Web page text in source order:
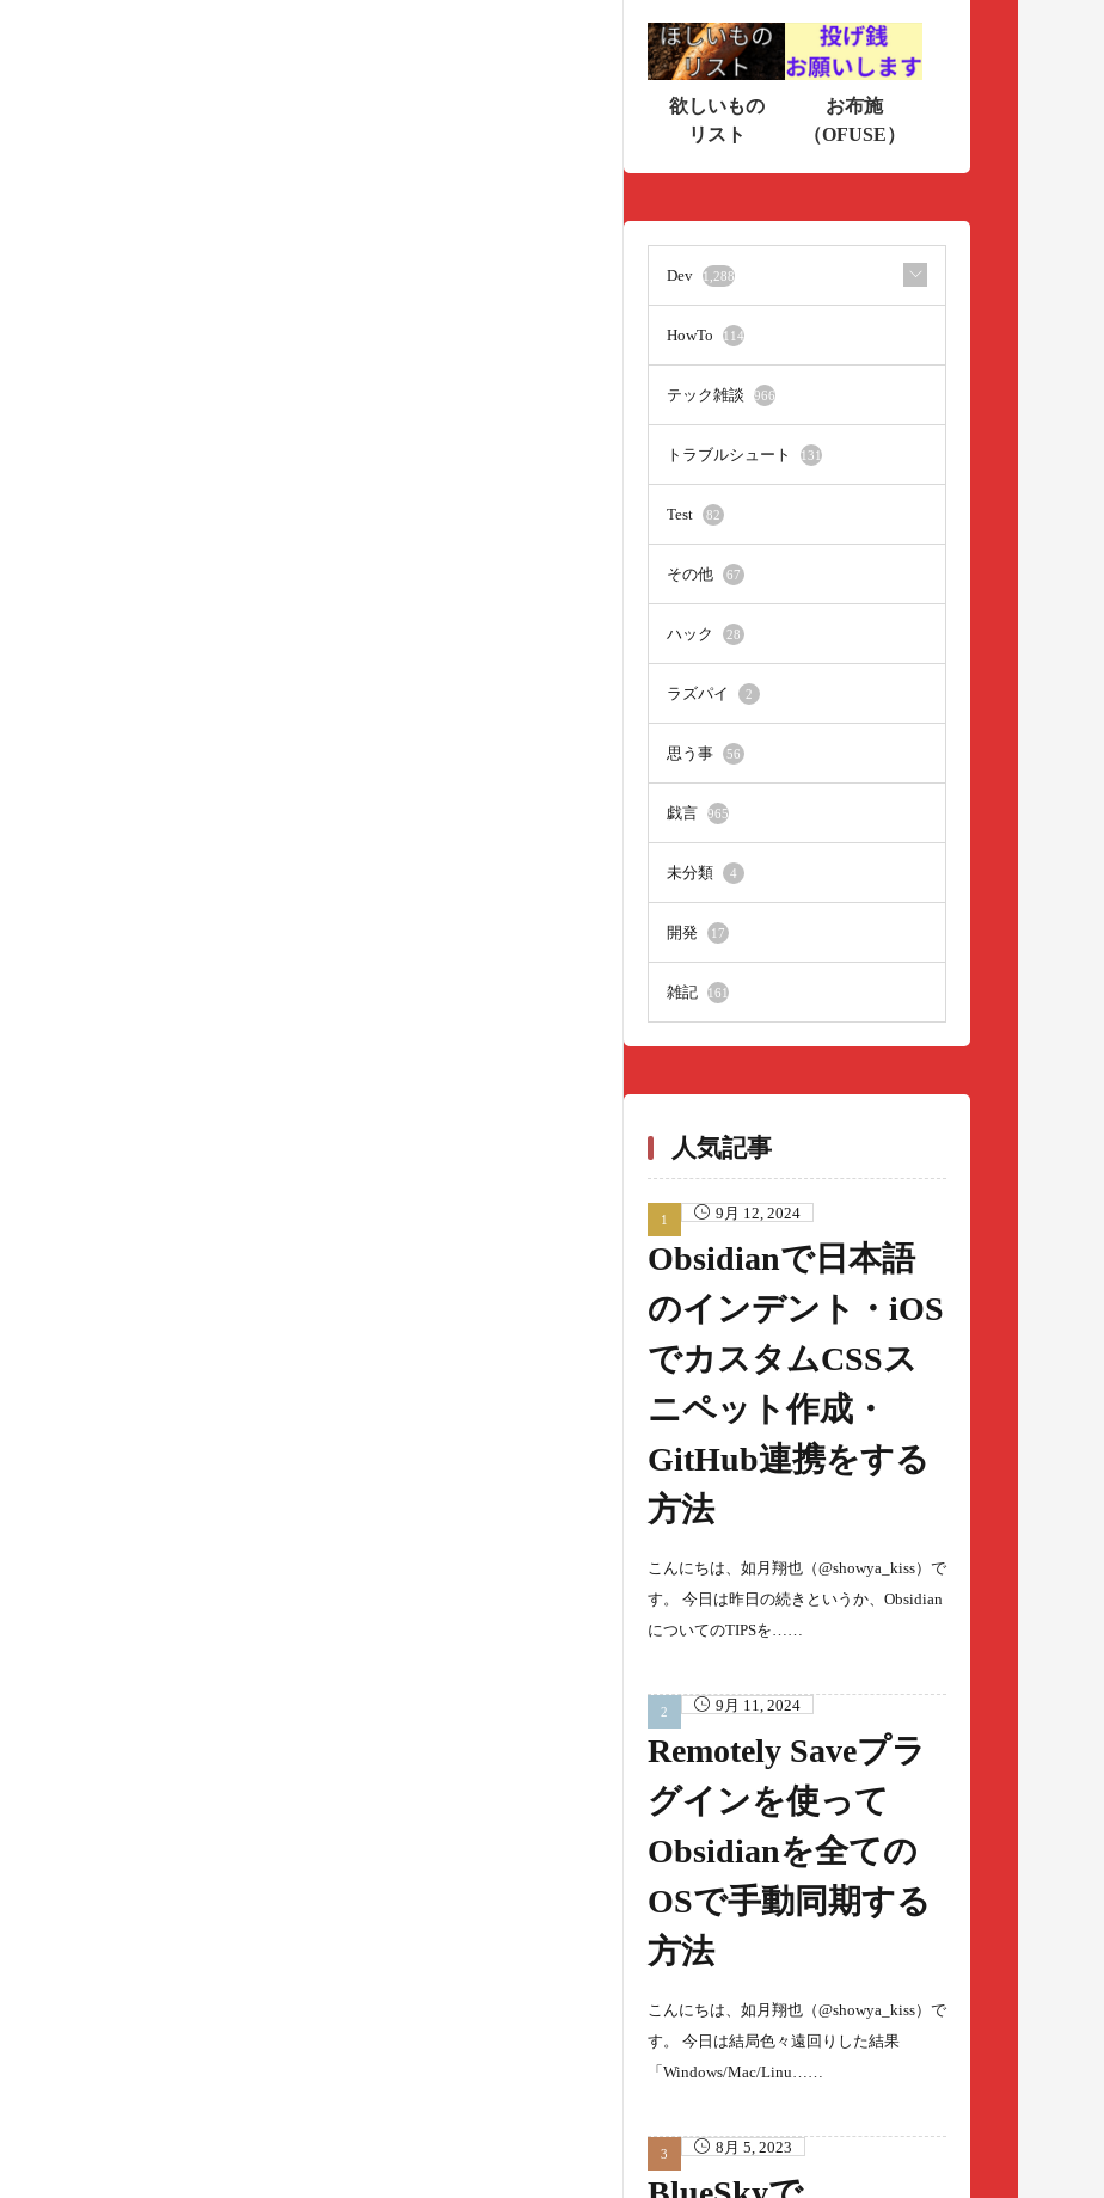
欲しいもの
リスト
お布施
（OFUSE）
Dev 1,288
HowTo 114
テック雑談 966
トラブルシュート 131
Test 82
その他 67
ハック 28
ラズパイ 2
思う事 56
戯言 965
未分類 4
開発 17
雑記 161
人気記事
9月 12, 2024
Obsidianで日本語
のインデント・iOS
でカスタムCSSス
ニペット作成・
GitHub連携をする
方法
こんにちは、如月翔也（@showya_kiss）で
す。 今日は昨日の続きというか、Obsidian
についてのTIPSを……
9月 11, 2024
Remotely Saveプラ
グインを使って
Obsidianを全ての
OSで手動同期する
方法
こんにちは、如月翔也（@showya_kiss）で
す。 今日は結局色々遠回りした結果
「Windows/Mac/Linu……
8月 5, 2023